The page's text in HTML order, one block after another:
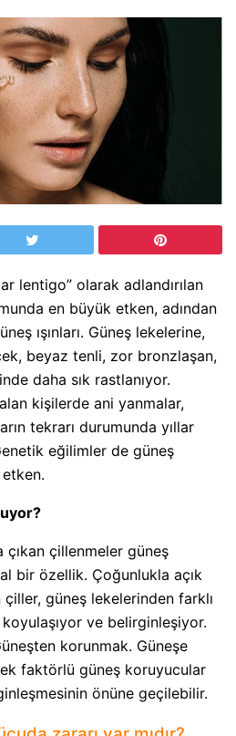
lentigo” olarak adlandırılan
en büyük etken, adından
ışınları. Güneş lekelerine,
beyaz tenli, zor bronzlaşan,
daha sık rastlanıyor.
kişilerde ani yanmalar,
tekrarı durumunda yıllar
eğilimler de güneş
çillenmeler güneş
bir özellik. Çoğunlukla açık
güneş lekelerinden farklı
koyulaşıyor ve belirginleşiyor.
korunmak. Güneşe
faktörlü güneş koruyucular
önüne geçilebilir.